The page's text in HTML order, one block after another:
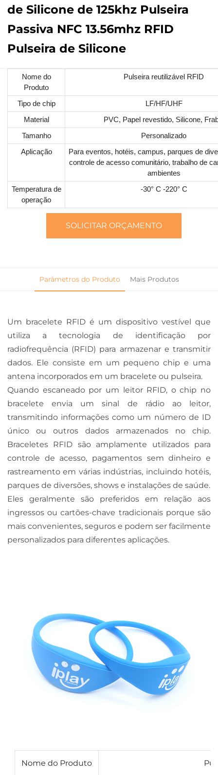
de Silicone de 125khz Pulseira
Passiva NFC 13.56mhz RFID
Pulseira de Silicone
Nome do
Produto
Pulseira reutilizável RFID
Tipo de chip
LF/HF/UHF
Material
PVC, Papel revestido, Silicone,
Tamanho
Personalizado
Aplicação
Para eventos, hotéis, campus, parques de
controle de acesso comunitário, trabalho de
ambientes
Temperatura de
operação
-30° C -220° C
SOLICITAR ORÇAMENTO
Parâmetros do Produto Mais Produtos
Um bracelete RFID é um dispositivo vestível que
utiliza a tecnologia de identificação por
radiofrequência (RFID) para armazenar e transmitir
dados. Ele consiste em um pequeno chip e uma
antena incorporados em um bracelete ou pulseira.
Quando escaneado por um leitor RFID, o chip no
bracelete envia um sinal de rádio ao leitor,
transmitindo informações como um número de ID
único ou outros dados armazenados no chip.
Braceletes RFID são amplamente utilizados para
controle de acesso, pagamentos sem dinheiro e
rastreamento em várias indústrias, incluindo hotéis,
parques de diversões, shows e instalações de saúde.
Eles geralmente são preferidos em relação aos
ingressos ou cartões-chave tradicionais porque são
mais convenientes, seguros e podem ser facilmente
personalizados para diferentes aplicações.
Nome do Produto